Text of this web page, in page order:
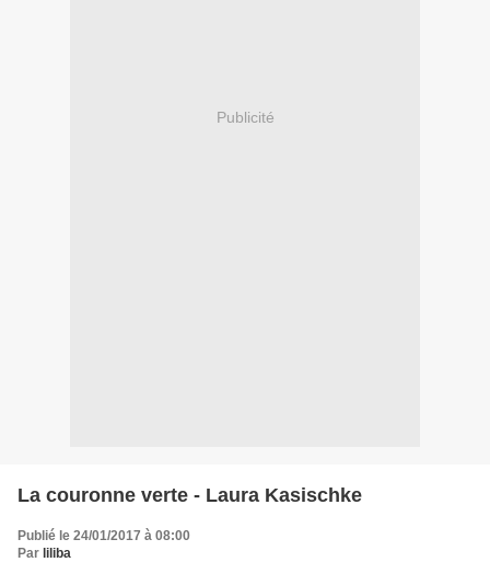
Publicité
La couronne verte - Laura Kasischke
Publié le 24/01/2017 à 08:00
Par liliba